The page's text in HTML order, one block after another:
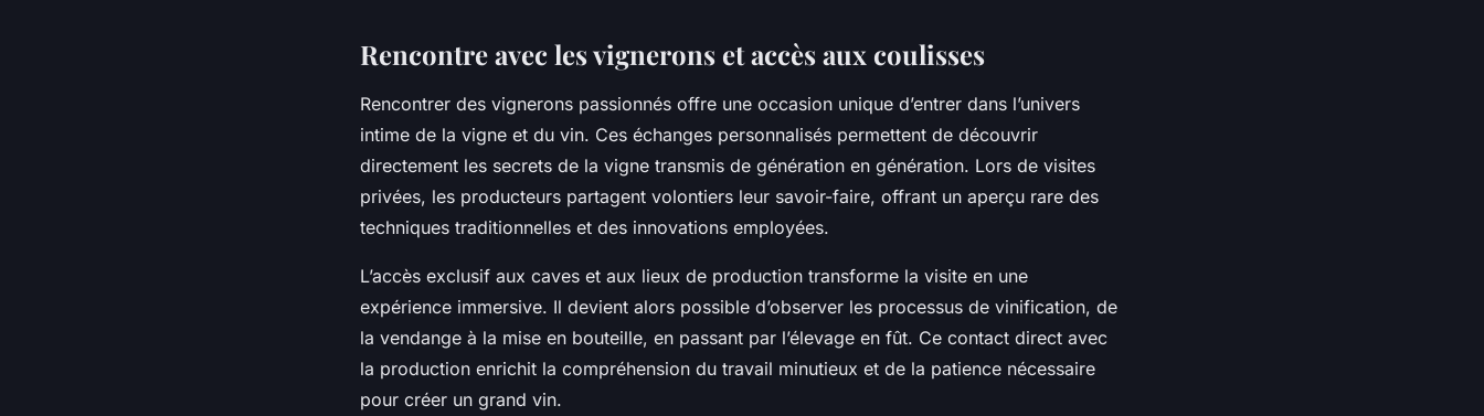
Rencontre avec les vignerons et accès aux coulisses
Rencontrer des vignerons passionnés offre une occasion unique d’entrer dans l’univers
intime de la vigne et du vin. Ces échanges personnalisés permettent de découvrir
directement les secrets de la vigne transmis de génération en génération. Lors de visites
privées, les producteurs partagent volontiers leur savoir-faire, offrant un aperçu rare des
techniques traditionnelles et des innovations employées.
L’accès exclusif aux caves et aux lieux de production transforme la visite en une
expérience immersive. Il devient alors possible d’observer les processus de vinification, de
la vendange à la mise en bouteille, en passant par l’élevage en fût. Ce contact direct avec
la production enrichit la compréhension du travail minutieux et de la patience nécessaire
pour créer un grand vin.